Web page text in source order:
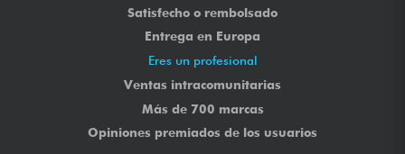
Satisfecho o rembolsado
Entrega en Europa
Eres un profesional
Ventas intracomunitarias
Más de 700 marcas
Opiniones premiados de los usuarios